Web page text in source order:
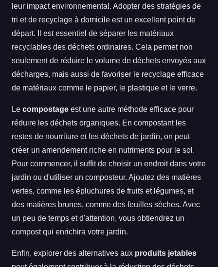
leur impact environnemental. Adopter des stratégies de
tri et de recyclage à domicile est un excellent point de
départ. Il est essentiel de séparer les matériaux
recyclables des déchets ordinaires. Cela permet non
seulement de réduire le volume de déchets envoyés aux
décharges, mais aussi de favoriser le recyclage efficace
de matériaux comme le papier, le plastique et le verre.
Le compostage est une autre méthode efficace pour
réduire les déchets organiques. En compostant les
restes de nourriture et les déchets de jardin, on peut
créer un amendement riche en nutriments pour le sol.
Pour commencer, il suffit de choisir un endroit dans votre
jardin ou d'utiliser un composteur. Ajoutez des matières
vertes, comme les épluchures de fruits et légumes, et
des matières brunes, comme des feuilles sèches. Avec
un peu de temps et d'attention, vous obtiendrez un
compost qui enrichira votre jardin.
Enfin, explorer des alternatives aux produits jetables